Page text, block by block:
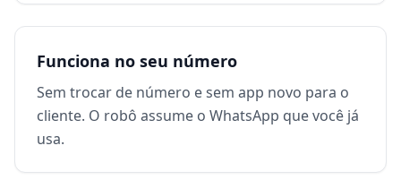
Funciona no seu número
Sem trocar de número e sem app novo para o
cliente. O robô assume o WhatsApp que você já
usa.